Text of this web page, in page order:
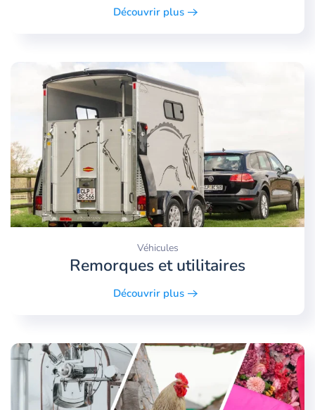
Découvrir plus
Véhicules
Remorques et utilitaires
Découvrir plus